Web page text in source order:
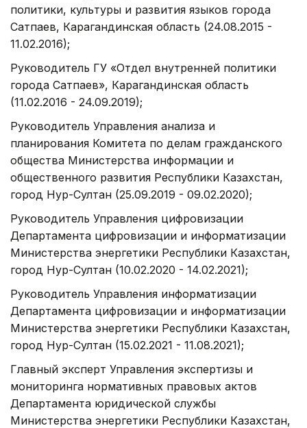
политики, культуры и развития языков города
Сатпаев, Карагандинская область (24.08.2015 -
11.02.2016);
Руководитель ГУ «Отдел внутренней политики
города Сатпаев», Карагандинская область
(11.02.2016 - 24.09.2019);
Руководитель Управления анализа и
планирования Комитета по делам гражданского
общества Министерства информации и
общественного развития Республики Казахстан,
город Нур-Султан (25.09.2019 - 09.02.2020);
Руководитель Управления цифровизации
Департамента цифровизации и информатизации
Министерства энергетики Республики Казахстан,
город Нур-Султан (10.02.2020 - 14.02.2021);
Руководитель Управления информатизации
Департамента цифровизации и информатизации
Министерства энергетики Республики Казахстан,
город Нур-Султан (15.02.2021 - 11.08.2021);
Главный эксперт Управления экспертизы и
мониторинга нормативных правовых актов
Департамента юридической службы
Министерства энергетики Республики Казахстан,